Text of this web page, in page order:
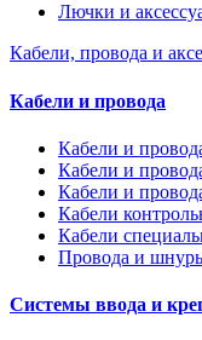
Лючки и
Кабели, провода и
Кабели и провода
Кабели и
Кабели и
Кабели и
Кабели
Кабели
Провода и
Системы ввода и